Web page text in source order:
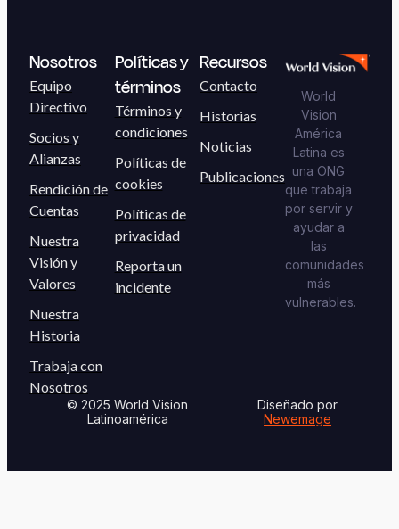
Nosotros
Equipo
Directivo
Socios y
Alianzas
Rendición de
Cuentas
Nuestra
Visión y
Valores
Nuestra
Historia
Trabaja con
Nosotros
Políticas y
términos
Términos y
condiciones
Políticas de
cookies
Políticas de
privacidad
Reporta un
incidente
Recursos
Contacto
Historias
Noticias
Publicaciones
World
Vision
América
Latina es
una ONG
que trabaja
por servir y
ayudar a
las
comunidades
más
vulnerables.
© 2025 World Vision
Latinoamérica
Diseñado por
Newemage